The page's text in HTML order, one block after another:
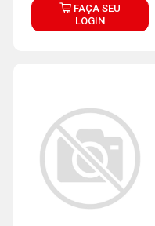
FAÇA SEU
LOGIN